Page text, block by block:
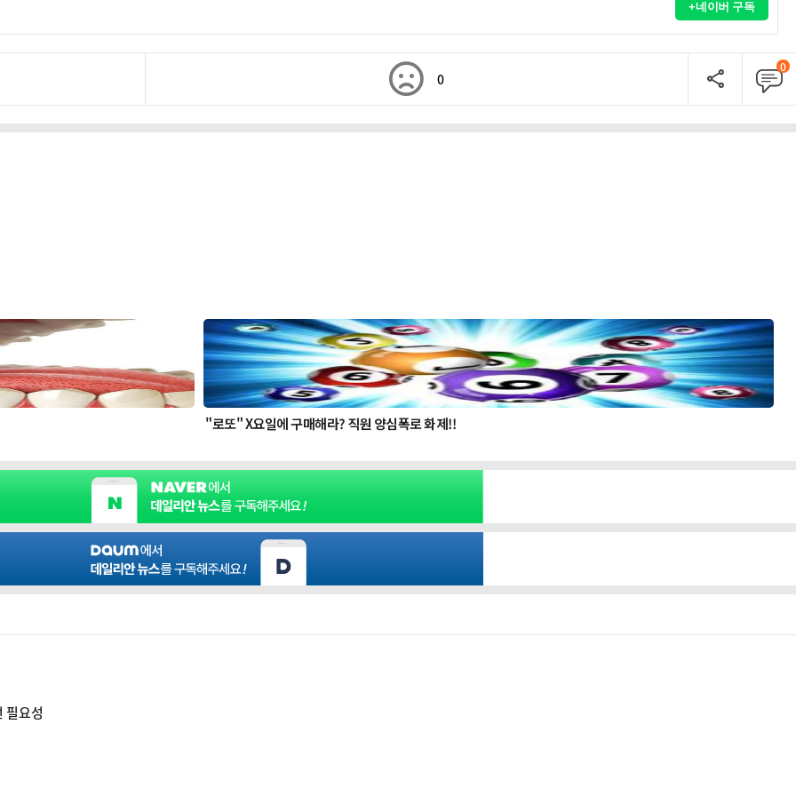
+네이버 구독
0
0
필요성